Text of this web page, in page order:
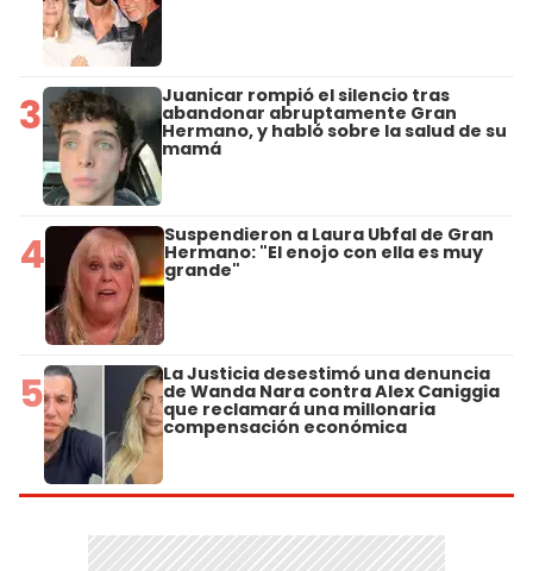
3 Juanicar rompió el silencio tras
abandonar abruptamente Gran
Hermano, y habló sobre la salud de su
mamá
4 Suspendieron a Laura Ubfal de Gran
Hermano: "El enojo con ella es muy
grande"
5 La Justicia desestimó una denuncia
de Wanda Nara contra Alex Caniggia
que reclamará una millonaria
compensación económica